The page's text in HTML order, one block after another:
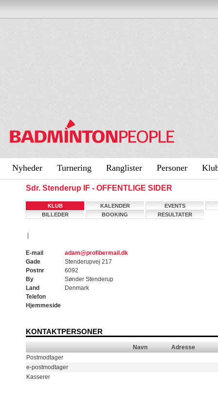
Nyheder Turnering Ranglister Personer
Sdr. Stenderup IF - OFFENTLIGE SIDER
KLUB KALENDER
EVENTS
BILLEDER
BOOKING RESULTATER
E-mail
adam@profibermail.dk
Gade
Stenderupvej 217
Postnr
6092
By
Sønder Stenderup
Land
Denmark
Telefon
Hjemmeside
KONTAKTPERSONER
Navn
Adresse
Postmodtager
e-postmodtager
Kasserer